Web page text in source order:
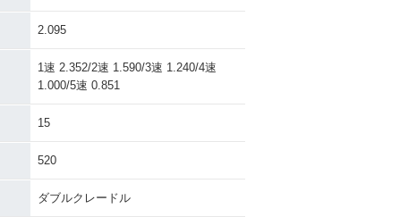
2.095
1速 2.352/2速 1.590/3速 1.240/4速
1.000/5速 0.851
15
520
ダブルクレードル